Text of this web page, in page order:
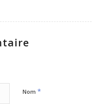
Nom *